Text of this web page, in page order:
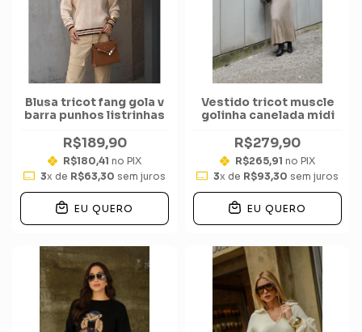
Blusa tricot fang gola v
barra punhos listrinhas
R$189,90
R$180,41 no PIX
3x de R$63,30 sem juros
EU QUERO
Vestido tricot muscle
golinha canelada midi
R$279,90
R$265,91 no PIX
3x de R$93,30 sem juros
EU QUERO